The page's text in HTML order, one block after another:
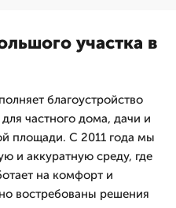
участка в
благоустройство
частного дома, дачи и
площади. С 2011 года мы
и аккуратную среду, где
на комфорт и
востребованы решения